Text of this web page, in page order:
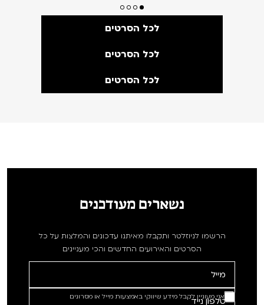
לכל הסרטים
לכל הסרטים
לכל הסרטים
נשארים מעודכנים
הרשמו לניוזלטר ותקבלו מאיתנו עדכונים והמלצות על כל
הסרטים והאירועים החדשים והכי מעניינים
אני מעוניין לקבל מידע שיווקי באמצעות מייל או מסרונים